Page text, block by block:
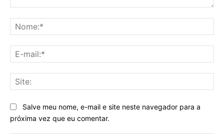
Salve meu nome, e-mail e site neste navegador para a
próxima vez que eu comentar.